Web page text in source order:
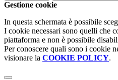
Gestione cookie
In questa schermata è possibile
I cookie necessari sono quelli che
piattaforma e non è possibile
Per conoscere quali sono i cookie
visionare la COOKIE POLICY.